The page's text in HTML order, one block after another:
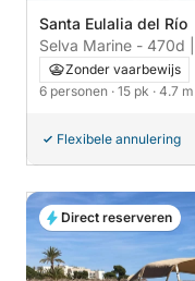
Santa Eulalia del Río
Selva Marine - 470d |
Zonder vaarbewijs
6 personen · 15 pk · 4.7 m
Flexibele annulering
Direct reserveren